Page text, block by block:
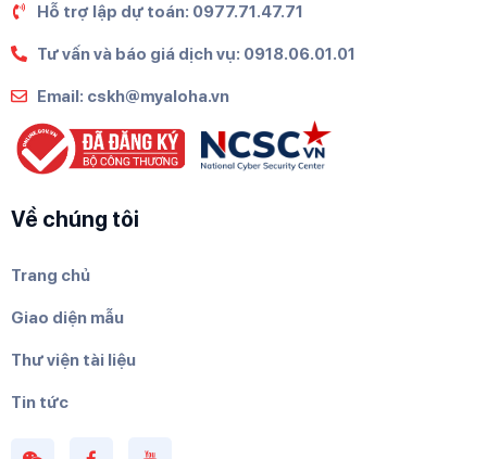
Hỗ trợ lập dự toán: 0977.71.47.71
Tư vấn và báo giá dịch vụ: 0918.06.01.01
Email: cskh@myaloha.vn
Về chúng tôi
Trang chủ
Giao diện mẫu
Thư viện tài liệu
Tin tức